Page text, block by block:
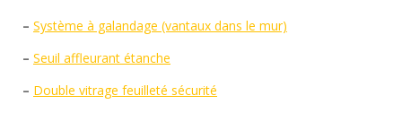
– Système à galandage (vantaux dans le mur)
– Seuil affleurant étanche
– Double vitrage feuilleté sécurité